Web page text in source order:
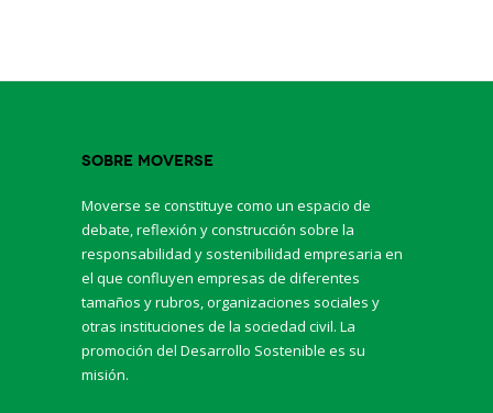
Sobre Moverse
Moverse se constituye como un espacio de
debate, reflexión y construcción sobre la
responsabilidad y sostenibilidad empresaria en
el que confluyen empresas de diferentes
tamaños y rubros, organizaciones sociales y
otras instituciones de la sociedad civil. La
promoción del Desarrollo Sostenible es su
misión.